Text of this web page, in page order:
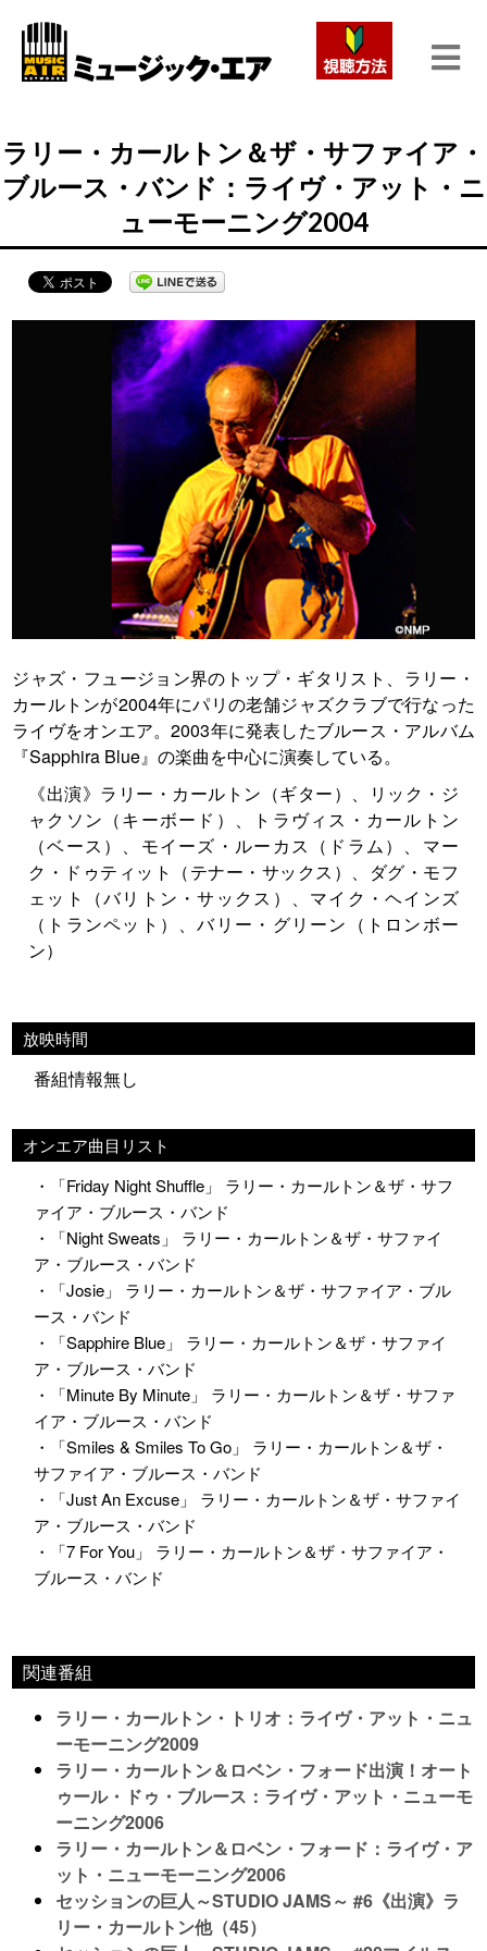
ラリー・カールトン＆ザ・サファイア・
ブルース・バンド：ライヴ・アット・ニ
ューモーニング2004
ジャズ・フュージョン界のトップ・ギタリスト、ラリー・
カールトンが2004年にパリの老舗ジャズクラブで行なった
ライヴをオンエア。2003年に発表したブルース・アルバム
『Sapphira Blue』の楽曲を中心に演奏している。
《出演》ラリー・カールトン（ギター）、リック・ジ
ャクソン（キーボード）、トラヴィス・カールトン
（ベース）、モイーズ・ルーカス（ドラム）、マー
ク・ドゥティット（テナー・サックス）、ダグ・モフ
ェット（バリトン・サックス）、マイク・ヘインズ
（トランペット）、バリー・グリーン（トロンボー
ン）
放映時間
番組情報無し
オンエア曲目リスト
・「Friday Night Shuffle」 ラリー・カールトン＆ザ・サフ
ァイア・ブルース・バンド
・「Night Sweats」 ラリー・カールトン＆ザ・サファイ
ア・ブルース・バンド
・「Josie」 ラリー・カールトン＆ザ・サファイア・ブル
ース・バンド
・「Sapphire Blue」 ラリー・カールトン＆ザ・サファイ
ア・ブルース・バンド
・「Minute By Minute」 ラリー・カールトン＆ザ・サファ
イア・ブルース・バンド
・「Smiles & Smiles To Go」 ラリー・カールトン＆ザ・
サファイア・ブルース・バンド
・「Just An Excuse」 ラリー・カールトン＆ザ・サファイ
ア・ブルース・バンド
・「7 For You」 ラリー・カールトン＆ザ・サファイア・
ブルース・バンド
関連番組
ラリー・カールトン・トリオ：ライヴ・アット・ニュ
ーモーニング2009
ラリー・カールトン＆ロベン・フォード出演！オート
ゥール・ドゥ・ブルース：ライヴ・アット・ニューモ
ーニング2006
ラリー・カールトン＆ロベン・フォード：ライヴ・ア
ット・ニューモーニング2006
セッションの巨人～STUDIO JAMS～ #6《出演》ラ
リー・カールトン他（45）